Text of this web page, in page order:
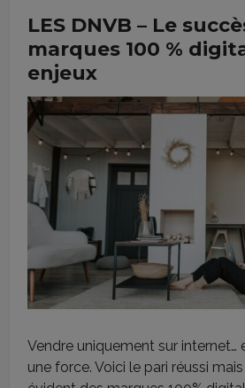
LES DNVB – Le
marques 100 %
enjeux
Vendre uniquement sur internet…
une force. Voici le pari réussi